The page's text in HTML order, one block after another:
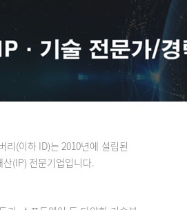
리(이하ID)는 2010년에 설립된
산(IP) 전문기업입니다.